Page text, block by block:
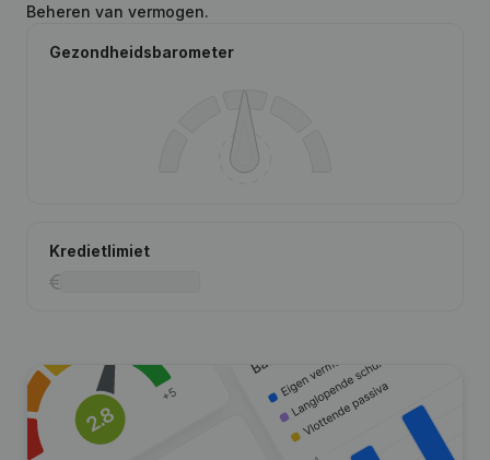
Beheren van vermogen.
Gezondheidsbarometer
Kredietlimiet